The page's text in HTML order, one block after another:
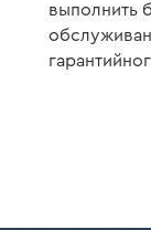
выполнить